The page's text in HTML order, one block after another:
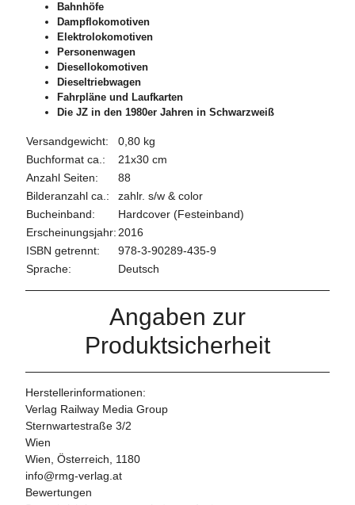
Bahnhöfe
Dampflokomotiven
Elektrolokomotiven
Personenwagen
Diesellokomotiven
Dieseltriebwagen
Fahrpläne und Laufkarten
Die JZ in den 1980er Jahren in Schwarzweiß
Versandgewicht:
0,80 kg
Buchformat ca.:
21x30 cm
Anzahl Seiten:
88
Bilderanzahl ca.:
zahlr. s/w & color
Bucheinband:
Hardcover (Festeinband)
Erscheinungsjahr:2016
ISBN getrennt:
978-3-90289-435-9
Sprache:
Deutsch
Angaben zur
Produktsicherheit
Herstellerinformationen:
Verlag Railway Media Group
Sternwartestraße 3/2
Wien
Wien, Österreich, 1180
info@rmg-verlag.at
Bewertungen